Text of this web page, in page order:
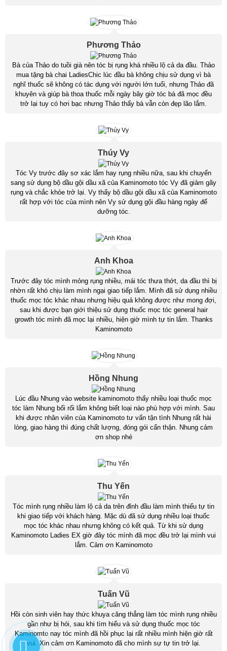
Phương Thảo
Bà của Thảo do tuồi già nên tóc bị rụng khá nhiều lộ cả da đầu. Thảo
mua tặng bà chai LadiesChic lúc đầu bà không chịu sử dụng vì bà
nghĩ thuốc sẽ không có tác dụng với người lớn tuổi, nhưng Thảo đã
khuyên và giúp bà thoa thuốc mỗi ngày bây giờ tóc bà đã mọc đều
trở lại tuy có hơi bạc nhưng Thảo thấy bà vẫn còn đẹp lão lắm.
Thúy Vy
Tóc Vy trước đây sơ xác lắm hay rụng nhiều nữa, sau khi chuyển
sang sử dụng bộ dầu gội dầu xã của Kaminomoto tóc Vy đã giảm gãy
rụng và chắc khỏe trở lại. Vy thấy bộ dầu gội dầu xã của Kaminomoto
rất hợp với tóc của mình nên Vy sử dụng gội đầu hàng ngày để
dưỡng tóc.
Anh Khoa
Trước đây tóc mình mỏng rụng nhiều, mái tóc thưa thớt, da đầu thì bị
nhờn rất khó chịu làm mình ngại giao tiếp lắm. Mình đã sử dụng nhiều
thuốc mọc tóc khác nhau nhưng hiệu quả không được như mong đợi,
sau khi được bạn giới thiệu sử dụng thuốc mọc tóc general hair
growth tóc mình đã mọc lại nhiều, hiện giờ mình tự tin lắm. Thanks
Kaminomoto
Hồng Nhung
Lúc đầu Nhung vào website kaminomoto thấy nhiều loại thuốc mọc
tóc làm Nhung bối rối lắm không biết loại nào phù hợp với mình. Sau
khi được nhân viên của Kaminomoto tư vấn tận tình Nhung rất hài
lòng, giao hàng thì đúng chất lượng, đóng gói cẩn thận. Nhung cảm
ơn shop nhé
Thu Yến
Tóc mình rụng nhiều làm lộ cả da trên đỉnh đầu làm mình thiếu tự tin
khi giao tiếp với khách hàng. Mặc dù đã sử dụng nhiều loại thuốc
mọc tóc khác nhau nhưng không có kết quả. Từ khi sử dụng
Kaminomoto Ladies EX giờ đây tóc mình đã mọc đều trở lại mình vui
lắm. Cảm ơn Kaminomoto
Tuấn Vũ
Hồi còn sinh viên hay thức khuya căng thẳng làm tóc mình rụng nhiều
gần như bị hói, sau khi tìm hiểu và sử dụng thuốc mọc tóc
Kaminomto nay tóc mình đã hồi phục lại rất nhiều mình hiện giờ rất
vui. Xin cảm ơn Kaminomoto đã cho mình sự tự tin trở lại.